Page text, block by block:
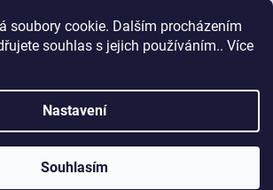
soubory cookie. Dalším procházením
souhlas s jejich používáním.. Více
Nastavení
Souhlasím
Vytvořil Shoptet Premium
nejkufry.cz. Všechna práva vyhrazena.